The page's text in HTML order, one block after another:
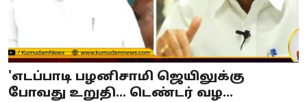
'எடப்பாடி பழனிசாமி ஜெயிலுக்கு
போவது உறுதி... டெண்டர் வழ...